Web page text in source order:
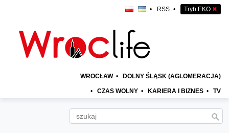
• RSS • Tryb EKO ✖
WROCŁAW • DOLNY ŚLĄSK (AGLOMERACJA)
• CZAS WOLNY • KARIERA I BIZNES • TV